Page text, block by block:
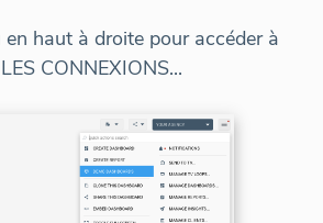
haut à droite pour accéder à
CONNEXIONS...